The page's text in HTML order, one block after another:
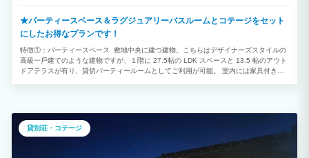
日会・記念日パーティー などもご相談いただけます。 お客様のご希望に合わせたプラ
ンをご提案いたします。 心に残る、特別な一日を。 「遊ぶ」「癒される」「語り合
友人と過ごす、かけがえのない時間。 都会の喧騒を離れ、自然に包まれながら、笑顔
あふれる特別な思い出を「太陽と星が輝く宿 季楽」でお過ごしください。
★パーティースペース＆ラグジュアリーバスルームとコテージをセット
にしたお得なプランです！
特徴①：パーティースペース 敷地中央に建つ建物。こちらはデザイナーズスタイルの
⾼級⼀⼾建てのような建物ですが、１階に 27.5帖の LDK スペースと 13.5 帖のアウト
ドアテラスが有り、貸切パーティールームとしてご利用が可能。 室内には家具付きで
加注文が必要）など、気軽にホームパーティのように楽しむ事が出来ます。リビングに
はプロジェクターとスピーカーが常設されておりますので、お持ちのスマートフォンの
画像を自由に投影したり、音楽を楽しむ事も可能となります。 特徴②：ラグジュアリ
ーバスルーム 建物内１階の中央ホールを挟んで、貸切パーティールームの反対側に
は、３名〜４名で利用できる天然石造りのラグジュアリーバスルームが設置されており
貸別荘・コテージ